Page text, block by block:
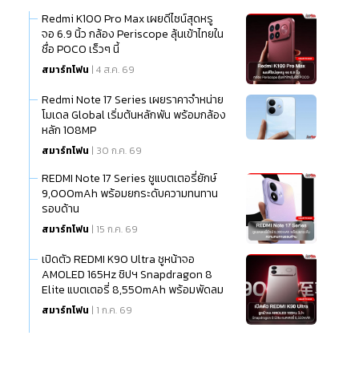
Redmi K100 Pro Max เผยดีไซน์สุดหรู
จอ 6.9 นิ้ว กล้อง Periscope ลุ้นเข้าไทยใน
ชื่อ POCO เร็วๆ นี้
สมาร์ทโฟน | 4 ส.ค. 69
Redmi Note 17 Series เผยราคาจำหน่าย
โมเดล Global เริ่มต้นหลักพัน พร้อมกล้อง
หลัก 108MP
สมาร์ทโฟน | 30 ก.ค. 69
REDMI Note 17 Series ชูแบตเตอรี่ยักษ์
9,000mAh พร้อมยกระดับความทนทาน
รอบด้าน
สมาร์ทโฟน | 15 ก.ค. 69
เปิดตัว REDMI K90 Ultra ชูหน้าจอ
AMOLED 165Hz ชิปฯ Snapdragon 8
Elite แบตเตอรี่ 8,550mAh พร้อมพัดลม
ระบายความร้อนในตัว
สมาร์ทโฟน | 1 ก.ค. 69